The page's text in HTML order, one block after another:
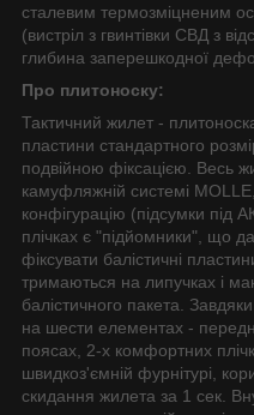
сталевим термозміцненим
(вистріл з гвинтівки СВД з
глибина заперешкодної
Про плитоноску:
Тактичний жилет -
пластини стандартного
подвійною фіксацією. Весь
камуфляжній системі
конфігурацію (підсумки під
плічках є "підйомники", що
фіксувати балістичні
тримаються на липучках і
балістичного пакета.
на шести елементах -
поясах, 2-х комфортних
швидкоз'ємній фурнітурі,
скидання жилета за 1 сек.